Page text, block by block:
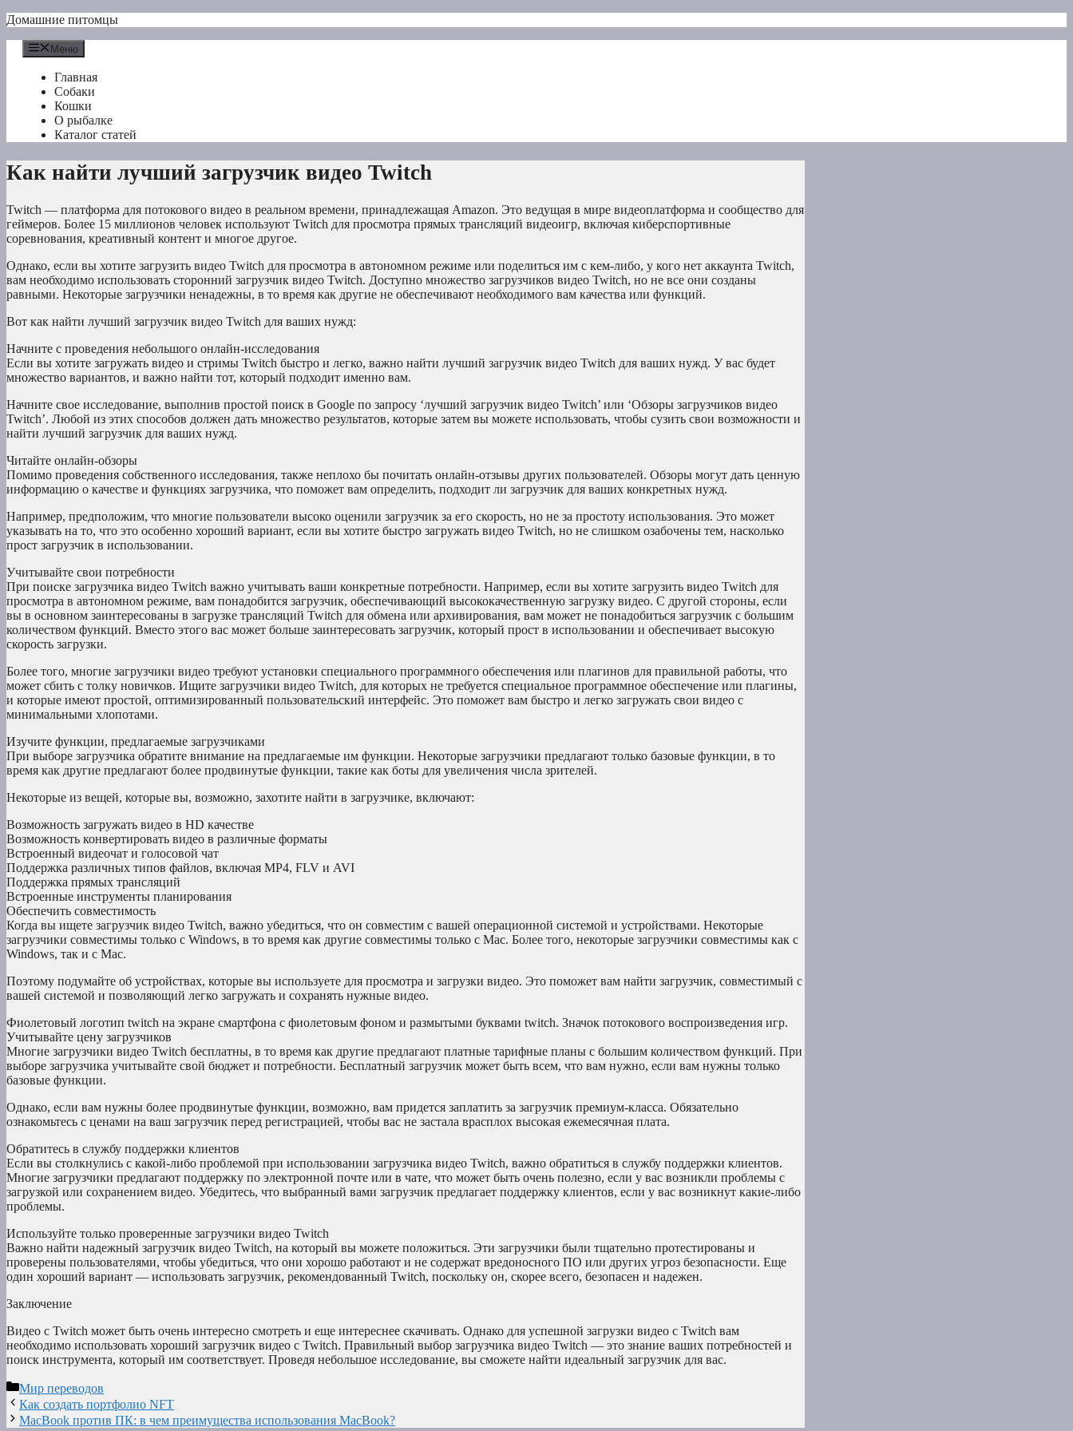
Перейти
содержимому
Домашние питомцы
Меню
Главная
Собаки
Кошки
О рыбалке
Каталог статей
Как найти лучший загрузчик видео Twitch
Twitch — платформа для потокового видео в реальном времени, принадлежащая Amazon. Это ведущая в мире видеоплатформа и сообщество для
геймеров. Более 15 миллионов человек используют Twitch для просмотра прямых трансляций видеоигр, включая киберспортивные
соревнования, креативный контент и многое другое.
Однако, если вы хотите загрузить видео Twitch для просмотра в автономном режиме или поделиться им с кем-либо, у кого нет аккаунта Twitch,
вам необходимо использовать сторонний загрузчик видео Twitch. Доступно множество загрузчиков видео Twitch, но не все они созданы
равными. Некоторые загрузчики ненадежны, в то время как другие не обеспечивают необходимого вам качества или функций.
Вот как найти лучший загрузчик видео Twitch для ваших нужд:
Начните с проведения небольшого онлайн-исследования
Если вы хотите загружать видео и стримы Twitch быстро и легко, важно найти лучший загрузчик видео Twitch для ваших нужд. У вас будет
множество вариантов, и важно найти тот, который подходит именно вам.
Начните свое исследование, выполнив простой поиск в Google по запросу ‘лучший загрузчик видео Twitch’ или ‘Обзоры загрузчиков видео
Twitch’. Любой из этих способов должен дать множество результатов, которые затем вы можете использовать, чтобы сузить свои возможности и
найти лучший загрузчик для ваших нужд.
Читайте онлайн-обзоры
Помимо проведения собственного исследования, также неплохо бы почитать онлайн-отзывы других пользователей. Обзоры могут дать ценную
информацию о качестве и функциях загрузчика, что поможет вам определить, подходит ли загрузчик для ваших конкретных нужд.
Например, предположим, что многие пользователи высоко оценили загрузчик за его скорость, но не за простоту использования. Это может
указывать на то, что это особенно хороший вариант, если вы хотите быстро загружать видео Twitch, но не слишком озабочены тем, насколько
прост загрузчик в использовании.
Учитывайте свои потребности
При поиске загрузчика видео Twitch важно учитывать ваши конкретные потребности. Например, если вы хотите загрузить видео Twitch для
просмотра в автономном режиме, вам понадобится загрузчик, обеспечивающий высококачественную загрузку видео. С другой стороны, если
вы в основном заинтересованы в загрузке трансляций Twitch для обмена или архивирования, вам может не понадобиться загрузчик с большим
количеством функций. Вместо этого вас может больше заинтересовать загрузчик, который прост в использовании и обеспечивает высокую
скорость загрузки.
Более того, многие загрузчики видео требуют установки специального программного обеспечения или плагинов для правильной работы, что
может сбить с толку новичков. Ищите загрузчики видео Twitch, для которых не требуется специальное программное обеспечение или плагины,
и которые имеют простой, оптимизированный пользовательский интерфейс. Это поможет вам быстро и легко загружать свои видео с
минимальными хлопотами.
Изучите функции, предлагаемые загрузчиками
При выборе загрузчика обратите внимание на предлагаемые им функции. Некоторые загрузчики предлагают только базовые функции, в то
время как другие предлагают более продвинутые функции, такие как боты для увеличения числа зрителей.
Некоторые из вещей, которые вы, возможно, захотите найти в загрузчике, включают:
Возможность загружать видео в HD качестве
Возможность конвертировать видео в различные форматы
Встроенный видеочат и голосовой чат
Поддержка различных типов файлов, включая MP4, FLV и AVI
Поддержка прямых трансляций
Встроенные инструменты планирования
Обеспечить совместимость
Когда вы ищете загрузчик видео Twitch, важно убедиться, что он совместим с вашей операционной системой и устройствами. Некоторые
загрузчики совместимы только с Windows, в то время как другие совместимы только с Mac. Более того, некоторые загрузчики совместимы как с
Windows, так и с Mac.
Поэтому подумайте об устройствах, которые вы используете для просмотра и загрузки видео. Это поможет вам найти загрузчик, совместимый с
вашей системой и позволяющий легко загружать и сохранять нужные видео.
Фиолетовый логотип twitch на экране смартфона с фиолетовым фоном и размытыми буквами twitch. Значок потокового воспроизведения игр.
Учитывайте цену загрузчиков
Многие загрузчики видео Twitch бесплатны, в то время как другие предлагают платные тарифные планы с большим количеством функций. При
выборе загрузчика учитывайте свой бюджет и потребности. Бесплатный загрузчик может быть всем, что вам нужно, если вам нужны только
базовые функции.
Однако, если вам нужны более продвинутые функции, возможно, вам придется заплатить за загрузчик премиум-класса. Обязательно
ознакомьтесь с ценами на ваш загрузчик перед регистрацией, чтобы вас не застала врасплох высокая ежемесячная плата.
Обратитесь в службу поддержки клиентов
Если вы столкнулись с какой-либо проблемой при использовании загрузчика видео Twitch, важно обратиться в службу поддержки клиентов.
Многие загрузчики предлагают поддержку по электронной почте или в чате, что может быть очень полезно, если у вас возникли проблемы с
загрузкой или сохранением видео. Убедитесь, что выбранный вами загрузчик предлагает поддержку клиентов, если у вас возникнут какие-либо
проблемы.
Используйте только проверенные загрузчики видео Twitch
Важно найти надежный загрузчик видео Twitch, на который вы можете положиться. Эти загрузчики были тщательно протестированы и
проверены пользователями, чтобы убедиться, что они хорошо работают и не содержат вредоносного ПО или других угроз безопасности. Еще
один хороший вариант — использовать загрузчик, рекомендованный Twitch, поскольку он, скорее всего, безопасен и надежен.
Заключение
Видео с Twitch может быть очень интересно смотреть и еще интереснее скачивать. Однако для успешной загрузки видео с Twitch вам
необходимо использовать хороший загрузчик видео с Twitch. Правильный выбор загрузчика видео Twitch — это знание ваших потребностей и
поиск инструмента, который им соответствует. Проведя небольшое исследование, вы сможете найти идеальный загрузчик для вас.
Рубрики
Мир переводов
Как создать портфолио NFT
MacBook против ПК: в чем преимущества использования MacBook?